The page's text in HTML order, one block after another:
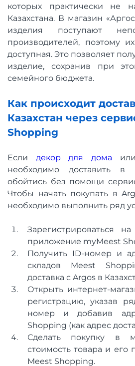
которых практически не
Казахстана. В магазин
изделия поступают
производителей, поэтому
доступная. Это позволяет
изделие, сохранив при
семейного бюджета.
Как происходит
Казахстан через
Shopping
Если декор для дома
необходимо доставить в
обойтись без помощи
Чтобы начать покупать в
необходимо выполнить ряд
Зарегистрироваться
приложение myMeest
Получить ID-номер и
складов Meest
доставка с Argos в
Открыть интернет-
регистрацию, указав
номер и добавив
Shopping (как адрес
Сделать покупку в
стоимость товара и его
Meest Shopping.